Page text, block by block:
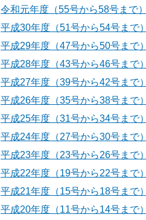
令和元年度（55号から58号まで）
平成30年度（51号から54号まで）
平成29年度（47号から50号まで）
平成28年度（43号から46号まで）
平成27年度（39号から42号まで）
平成26年度（35号から38号まで）
平成25年度（31号から34号まで）
平成24年度（27号から30号まで）
平成23年度（23号から26号まで）
平成22年度（19号から22号まで）
平成21年度（15号から18号まで）
平成20年度（11号から14号まで）